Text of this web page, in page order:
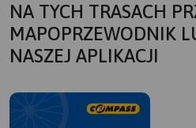
NA TYCH TRASACH
MAPOPRZEWODNIK
NASZEJ APLIKACJI